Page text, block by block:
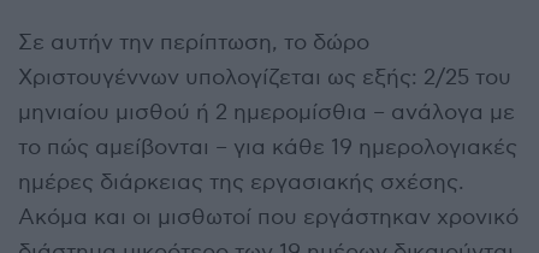
Σε αυτήν την περίπτωση, το δώρο
Χριστουγέννων υπολογίζεται ως εξής: 2/25 του
μηνιαίου μισθού ή 2 ημερομίσθια – ανάλογα με
το πώς αμείβονται – για κάθε 19 ημερολογιακές
ημέρες διάρκειας της εργασιακής σχέσης.
Ακόμα και οι μισθωτοί που εργάστηκαν χρονικό